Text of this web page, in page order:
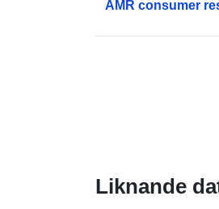
AMR consumer
Liknande